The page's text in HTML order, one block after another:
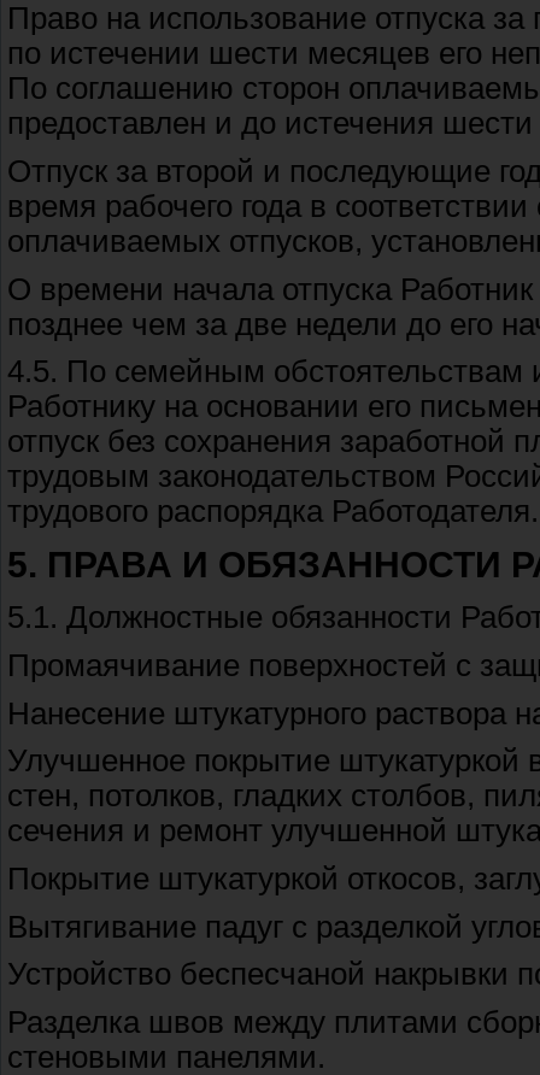
Право на использование отпуска
по истечении шести месяцев его
По соглашению сторон
предоставлен и до истечения
Отпуск за второй и последующие
время рабочего года в
оплачиваемых отпусков,
О времени начала отпуска
позднее чем за две недели до его
4.5. По семейным
Работнику на основании его
отпуск без сохранения заработной
трудовым законодательством
трудового распорядка Работодателя.
5. ПРАВА И ОБЯЗАННОСТИ
5.1. Должностные обязанности
Промаячивание поверхностей с
Нанесение штукатурного раствора
Улучшенное покрытие
стен, потолков, гладких столбов,
сечения и ремонт улучшенной
Покрытие штукатуркой откосов,
Вытягивание падуг с разделкой
Устройство беспесчаной накрывки
Разделка швов между плитами
стеновыми панелями.